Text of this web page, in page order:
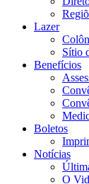
Lazer
Sítio
Benefícios
Boletos
Notícias
O